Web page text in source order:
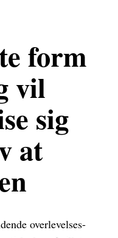
form
vil
sig
at
overlevelses-